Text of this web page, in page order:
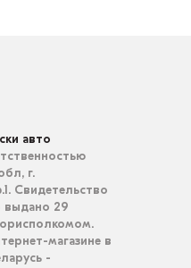
авто
г.
Свидетельство
выдано 29
магазине в
-